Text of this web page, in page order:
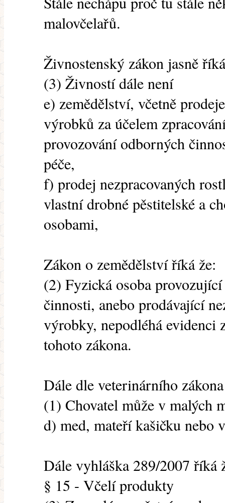
malovčelařů.
Živnostenský zákon jasně
(3) Živností dále není
e) zemědělství, včetně
výrobků za účelem
provozování odborných
péče,
f) prodej nezpracovaných
vlastní drobné pěstitelské a
osobami,
Zákon o zemědělství říká že:
(2) Fyzická osoba
činnosti, anebo prodávající
výrobky, nepodléhá evidenci
tohoto zákona.
Dále dle veterinárního
(1) Chovatel může v malých
d) med, mateří kašičku nebo
Dále vyhláška 289/2007 říká
§ 15 - Včelí produkty